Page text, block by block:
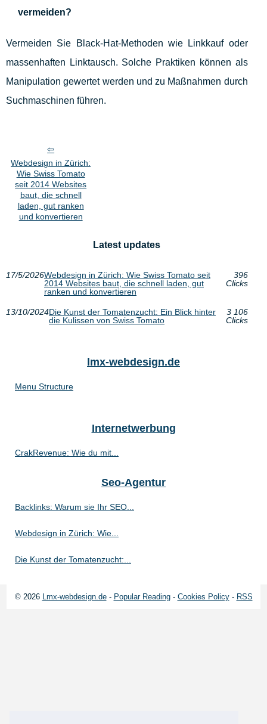
vermeiden?
Vermeiden Sie Black-Hat-Methoden wie Linkkauf oder
massenhaften Linktausch. Solche Praktiken können als
Manipulation gewertet werden und zu Maßnahmen durch
Suchmaschinen führen.
Webdesign in Zürich:
Wie Swiss Tomato
seit 2014 Websites
baut, die schnell
laden, gut ranken
und konvertieren
Latest updates
17/5/2026Webdesign in Zürich: Wie Swiss Tomato seit
2014 Websites baut, die schnell laden, gut
ranken und konvertieren
396
Clicks
13/10/2024Die Kunst der Tomatenzucht: Ein Blick hinter
die Kulissen von Swiss Tomato
3 106
Clicks
lmx-webdesign.de
Menu Structure
Internetwerbung
CrakRevenue: Wie du mit...
Seo-Agentur
Backlinks: Warum sie Ihr SEO...
Webdesign in Zürich: Wie...
Die Kunst der Tomatenzucht:...
© 2026 Lmx-webdesign.de- Popular Reading- Cookies Policy- RSS